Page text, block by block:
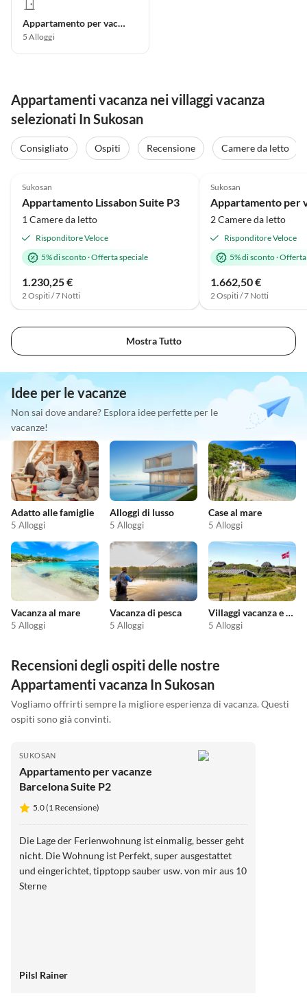
Appartamento per vacanze
5 Alloggi
Appartamenti vacanza nei villaggi vacanza
selezionati In Sukosan
Consigliato Ospiti Recensione Camere da letto
Sukosan
Appartamento Lissabon Suite P3
1 Camere da letto
Risponditore Veloce
5% di sconto·Offerta speciale
1.230,25 €
2 Ospiti / 7 Notti
Vacanza al mare
Sukosan
2 Camere da letto
Risponditore Veloce
5% di sconto·Offerta
1.662,50 €
2 Ospiti / 7 Notti
Mostra Tutto
Idee per le vacanze
Non sai dove andare? Esplora idee perfette per le
vacanze!
Adatto alle famiglie
5 Alloggi
Alloggi di lusso
5 Alloggi
Case al mare
5 Alloggi
Vacanza al mare
5 Alloggi
Vacanza di pesca
5 Alloggi
Villaggi vacanza e resort
5 Alloggi
Recensioni degli ospiti delle nostre
Appartamenti vacanza In Sukosan
Vogliamo offrirti sempre la migliore esperienza di vacanza. Questi
ospiti sono già convinti.
SUKOSAN
Appartamento per vacanze
Barcelona Suite P2
5.0 (1 Recensione)
Die Lage der Ferienwohnung ist einmalig, besser geht
nicht. Die Wohnung ist Perfekt, super ausgestattet
und eingerichtet, tipptopp sauber usw. von mir aus 10
Sterne
Pilsl Rainer